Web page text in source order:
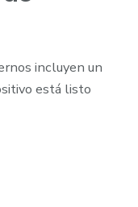
incluyen un
está listo